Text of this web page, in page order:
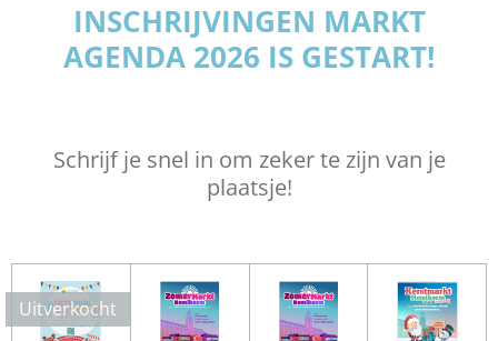
INSCHRIJVINGEN MARKT
AGENDA 2026 IS GESTART!
Schrijf je snel in om zeker te zijn van je
plaatsje!
Uitverkocht